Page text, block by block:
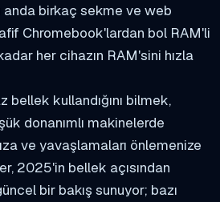
anda birkaç sekme ve web
Chromebook'lardan bol RAM'li
her cihazın RAM'sini hızla
bellek kullandığını bilmek,
donanımlı makinelerde
ve yavaşlamaları önlemenize
2025'in bellek açısından
bir bakış sunuyor; bazı